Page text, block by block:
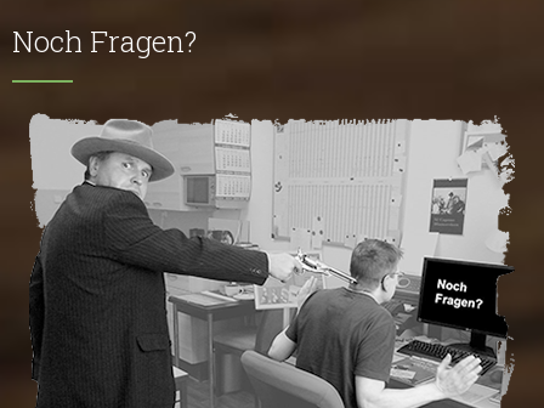
Noch Fragen?